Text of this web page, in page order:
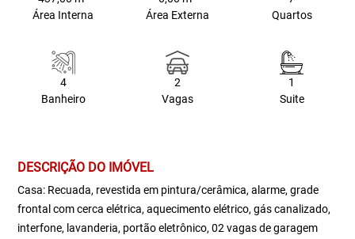
Área Interna
Área Externa
Quartos
4
Banheiro
2
Vagas
1
Suite
DESCRIÇÃO DO IMÓVEL
Casa: Recuada, revestida em pintura/cerâmica, alarme, grade
frontal com cerca elétrica, aquecimento elétrico, gás canalizado,
interfone, lavanderia, portão eletrônico, 02 vagas de garagem